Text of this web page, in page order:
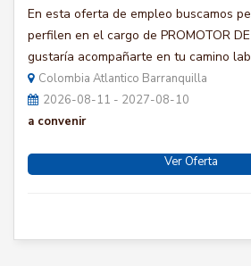
En esta oferta de empleo buscamos
perfilen en el cargo de PROMOTOR
gustaría acompañarte en tu camino
Colombia Atlantico Barranquilla
2026-08-11 - 2027-08-10
a convenir
Ver Oferta